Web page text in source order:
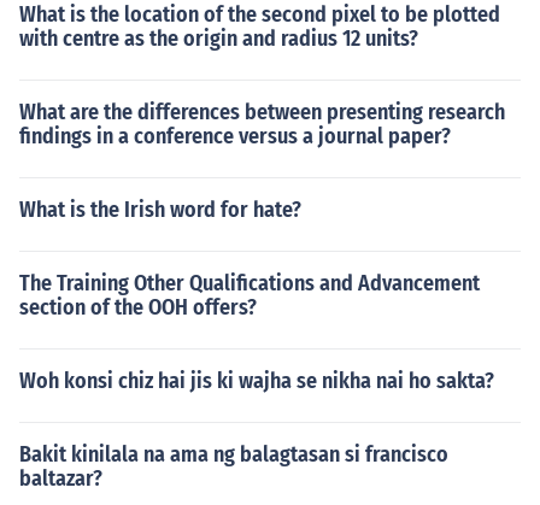
What is the location of the second pixel to be plotted
with centre as the origin and radius 12 units?
What are the differences between presenting research
findings in a conference versus a journal paper?
What is the Irish word for hate?
The Training Other Qualifications and Advancement
section of the OOH offers?
Woh konsi chiz hai jis ki wajha se nikha nai ho sakta?
Bakit kinilala na ama ng balagtasan si francisco
baltazar?